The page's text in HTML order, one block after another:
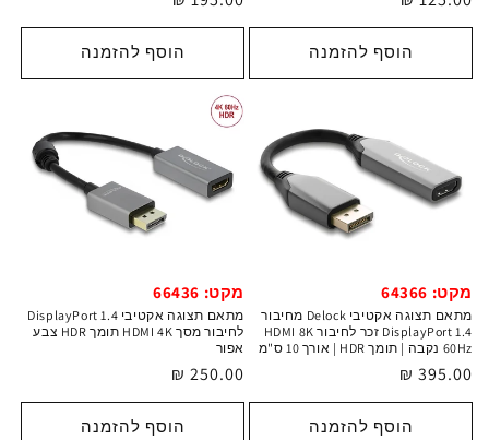
רגיל
הוסף להזמנה
רגיל
הוסף להזמנה
מקט: 64366
מתאם תצוגה אקטיבי Delock מחיבור
DisplayPort 1.4 זכר לחיבור HDMI 8K
60Hz נקבה | תומך HDR | אורך 10 ס"מ
מחיר
רגיל
395.00 ₪
הוסף להזמנה
מקט: 66436
מתאם תצוגה אקטיבי DisplayPort 1.4
לחיבור מסך HDMI 4K תומך HDR צבע
אפור
מחיר
רגיל
250.00 ₪
הוסף להזמנה